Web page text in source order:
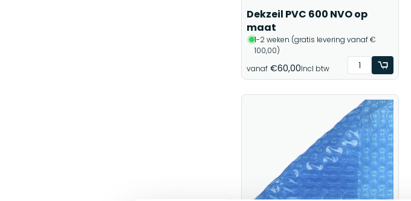
Dekzeil PVC 600 NVO op
maat
1-2 weken (gratis levering vanaf €
100,00)
vanaf €60,00Incl btw